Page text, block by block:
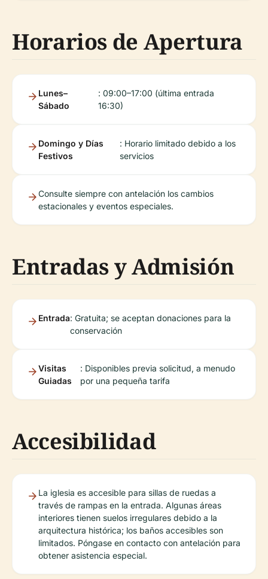
Horarios de Apertura
Lunes–
Sábado
: 09:00–17:00 (última entrada
16:30)
Domingo y Días
Festivos
: Horario limitado debido a los
servicios
Consulte siempre con antelación los cambios
estacionales y eventos especiales.
Entradas y Admisión
Entrada: Gratuita; se aceptan donaciones para la
conservación
Visitas
Guiadas
: Disponibles previa solicitud, a menudo
por una pequeña tarifa
Accesibilidad
La iglesia es accesible para sillas de ruedas a
través de rampas en la entrada. Algunas áreas
interiores tienen suelos irregulares debido a la
arquitectura histórica; los baños accesibles son
limitados. Póngase en contacto con antelación para
obtener asistencia especial.